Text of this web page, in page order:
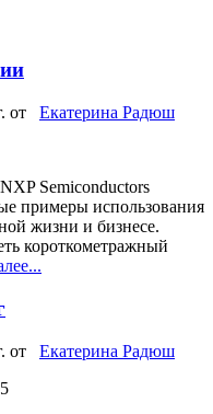
от Екатерина Радюш
Semiconductors
примеры использования
жизни и бизнесе.
короткометражный
от Екатерина Радюш